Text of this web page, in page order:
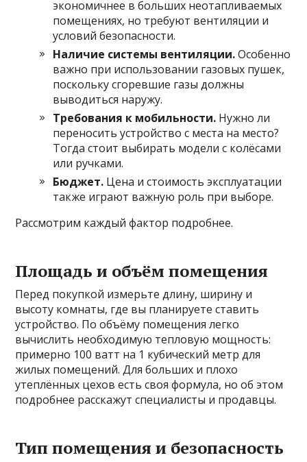
экономичнее в больших неотапливаемых
помещениях, но требуют вентиляции и
условий безопасности.
Наличие системы вентиляции.Особенно
важно при использовании газовых пушек,
поскольку сгоревшие газы должны
выводиться наружу.
Требования к мобильности. Нужно ли
переносить устройство с места на место?
Тогда стоит выбирать модели с колёсами
или ручками.
Бюджет. Цена и стоимость эксплуатации
также играют важную роль при выборе.
Рассмотрим каждый фактор подробнее.
Площадь и объём помещения
Перед покупкой измерьте длину, ширину и
высоту комнаты, где вы планируете ставить
устройство. По объёму помещения легко
вычислить необходимую тепловую мощность:
примерно 100 ватт на 1 кубический метр для
жилых помещений. Для больших и плохо
утеплённых цехов есть своя формула, но об этом
подробнее расскажут специалисты и продавцы.
Тип помещения и безопасность